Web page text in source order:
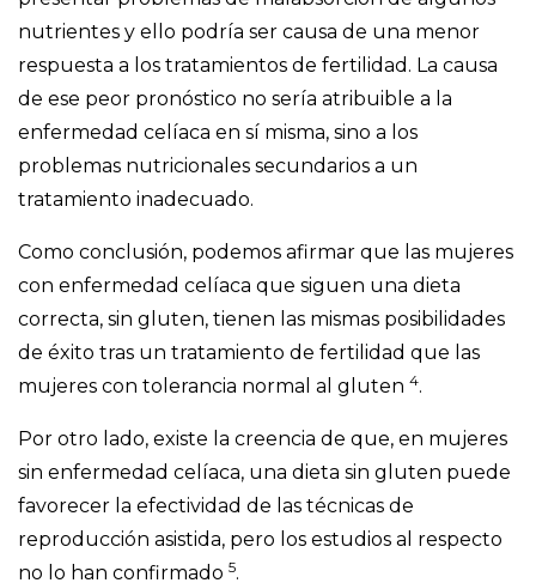
nutrientes y ello podría ser causa de una menor
respuesta a los tratamientos de fertilidad. La causa
de ese peor pronóstico no sería atribuible a la
enfermedad celíaca en sí misma, sino a los
problemas nutricionales secundarios a un
tratamiento inadecuado.
Como conclusión, podemos afirmar que las mujeres
con enfermedad celíaca que siguen una dieta
correcta, sin gluten, tienen las mismas posibilidades
de éxito tras un tratamiento de fertilidad que las
mujeres con tolerancia normal al gluten 4.
Por otro lado, existe la creencia de que, en mujeres
sin enfermedad celíaca, una dieta sin gluten puede
favorecer la efectividad de las técnicas de
reproducción asistida, pero los estudios al respecto
no lo han confirmado 5.